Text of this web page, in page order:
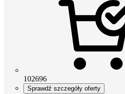
102696
Sprawdź szczegóły oferty